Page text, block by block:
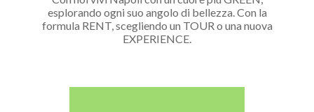
esplorando ogni suo angolo di bellezza. Con la
formula RENT, scegliendo un TOUR o una nuova
EXPERIENCE.